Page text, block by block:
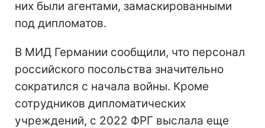
них были агентами, замаскированными
под дипломатов.
В МИД Германии сообщили, что персонал
российского посольства значительно
сократился с начала войны. Кроме
сотрудников дипломатических
учреждений, с 2022 ФРГ выслала еще